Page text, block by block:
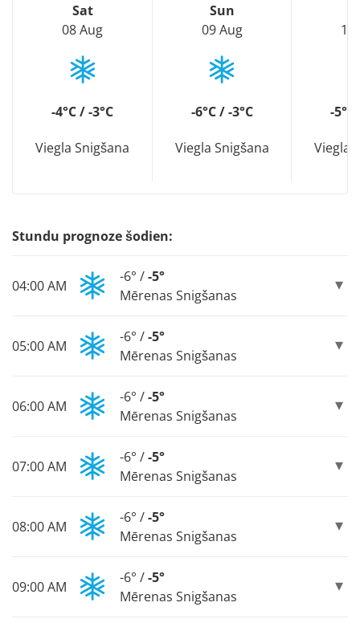
Sat
08 Aug
-4°C / -3°C
Viegla Snigšana
Sun
09 Aug
-6°C / -3°C
Viegla Snigšana
10
-5°C
Viegla
Stundu prognoze šodien:
04:00 AM
-6° /-5°
Mērenas Snigšanas
05:00 AM
-6° /-5°
Mērenas Snigšanas
06:00 AM
-6° /-5°
Mērenas Snigšanas
07:00 AM
-6° /-5°
Mērenas Snigšanas
08:00 AM
-6° /-5°
Mērenas Snigšanas
09:00 AM
-6° /-5°
Mērenas Snigšanas